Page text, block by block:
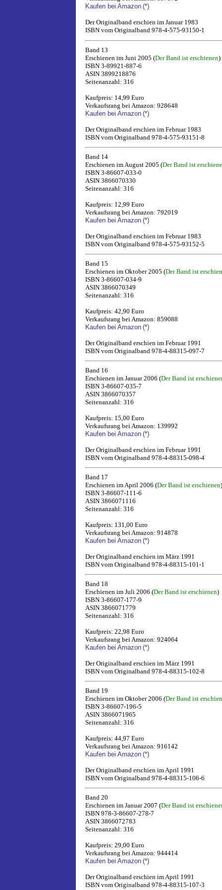
Kaufen bei Amazon (*)
Der Originalband erschien im Januar 1983
ISBN vom Originalband 978-4-575-93150-1
Band 13
Erschienen im Juni 2005 (Der Band ist erschienen)
ISBN 3-89921-887-6
ASIN 3899218876
Seitenanzahl: 316
Kaufpreis: 14,99 Euro
Verkaufsrang bei Amazon: 928648
Kaufen bei Amazon (*)
Der Originalband erschien im Februar 1983
ISBN vom Originalband 978-4-575-93151-8
Band 14
Erschienen im August 2005 (Der Band ist
ISBN 3-86607-033-0
ASIN 3866070330
Seitenanzahl: 316
Kaufpreis: 12,99 Euro
Verkaufsrang bei Amazon: 792019
Kaufen bei Amazon (*)
Der Originalband erschien im Februar 1983
ISBN vom Originalband 978-4-575-93152-5
Band 15
Erschienen im Oktober 2005 (Der Band ist
ISBN 3-86607-034-9
ASIN 3866070349
Seitenanzahl: 316
Kaufpreis: 42,90 Euro
Verkaufsrang bei Amazon: 859088
Kaufen bei Amazon (*)
Der Originalband erschien im Februar 1991
ISBN vom Originalband 978-4-88315-097-7
Band 16
Erschienen im Januar 2006 (Der Band ist
ISBN 3-86607-035-7
ASIN 3866070357
Seitenanzahl: 316
Kaufpreis: 15,00 Euro
Verkaufsrang bei Amazon: 139992
Kaufen bei Amazon (*)
Der Originalband erschien im Februar 1991
ISBN vom Originalband 978-4-88315-098-4
Band 17
Erschienen im April 2006 (Der Band ist erschienen)
ISBN 3-86607-111-6
ASIN 3866071116
Seitenanzahl: 316
Kaufpreis: 131,00 Euro
Verkaufsrang bei Amazon: 914878
Kaufen bei Amazon (*)
Der Originalband erschien im März 1991
ISBN vom Originalband 978-4-88315-101-1
Band 18
Erschienen im Juli 2006 (Der Band ist erschienen)
ISBN 3-86607-177-9
ASIN 3866071779
Seitenanzahl: 316
Kaufpreis: 22,98 Euro
Verkaufsrang bei Amazon: 924064
Kaufen bei Amazon (*)
Der Originalband erschien im März 1991
ISBN vom Originalband 978-4-88315-102-8
Band 19
Erschienen im Oktober 2006 (Der Band ist
ISBN 3-86607-196-5
ASIN 3866071965
Seitenanzahl: 316
Kaufpreis: 44,97 Euro
Verkaufsrang bei Amazon: 916142
Kaufen bei Amazon (*)
Der Originalband erschien im April 1991
ISBN vom Originalband 978-4-88315-106-6
Band 20
Erschienen im Januar 2007 (Der Band ist
ISBN 978-3-86607-278-7
ASIN 3866072783
Seitenanzahl: 316
Kaufpreis: 29,00 Euro
Verkaufsrang bei Amazon: 944414
Kaufen bei Amazon (*)
Der Originalband erschien im April 1991
ISBN vom Originalband 978-4-88315-107-3